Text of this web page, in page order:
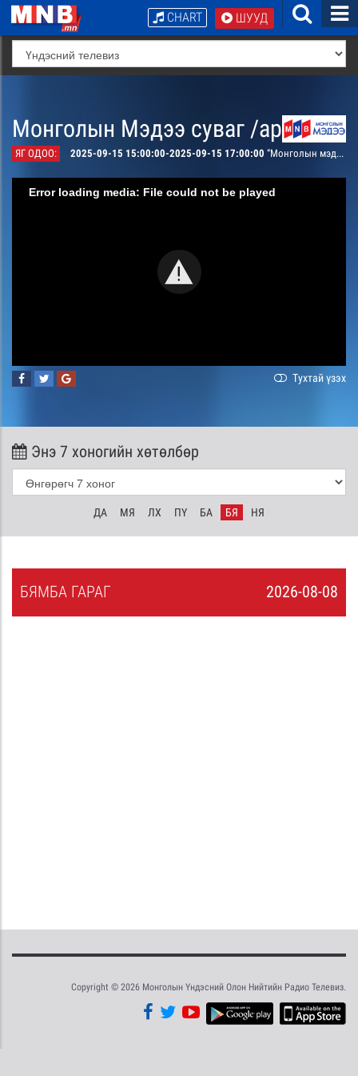
ШУУД
CHART
Монголын Мэдээ суваг /архив/
ЯГ ОДОО: 2025-09-15 15:00:00-2025-09-15 17:00:00 “Монголын мэдээ” мэдээллийн хөтөлбөр /давталт/
Error loading media: File could not be played
Тухтай үзэх
Энэ 7 хоногийн хөтөлбөр
ДА МЯ ЛХ ПҮ БА БЯ НЯ
2026-08-08
БЯМБА ГАРАГ
Copyright © 2026 Монголын Үндэсний Олон Нийтийн Радио Телевиз.